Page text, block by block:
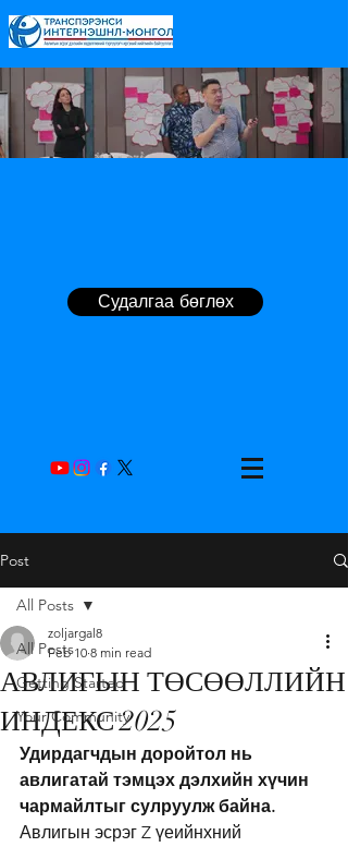
Судалгаа бөглөх
Post
All Posts
Getting Started
Your Community
All Posts
АВЛИГЫН ТӨСӨӨЛЛИЙН
ИНДЕКС 2025
zoljargal8
Feb 10 8 min read
Удирдагчдын доройтол нь
авлигатай тэмцэх дэлхийн хүчин
чармайлтыг сулруулж байна.
Авлигын эсрэг Z үеийнхний